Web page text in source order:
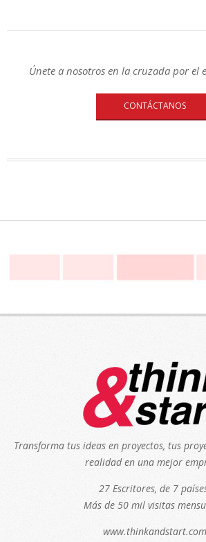
Únete a nosotros en la cruzada por el
CONTÁCTANOS
Transforma tus ideas en proyectos, tus
realidad en una mejor
27 Escritores, de 7
Más de 50 mil visitas
www.thinkandstart.com